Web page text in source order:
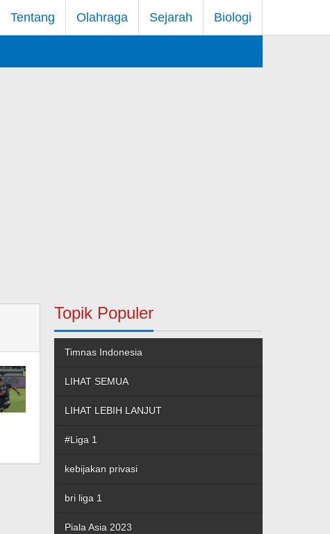
Tentang Olahraga Sejarah Biologi
Topik Populer
Timnas Indonesia
LIHAT SEMUA
LIHAT LEBIH LANJUT
#Liga 1
kebijakan privasi
bri liga 1
Piala Asia 2023